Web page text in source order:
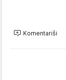
Komentariši